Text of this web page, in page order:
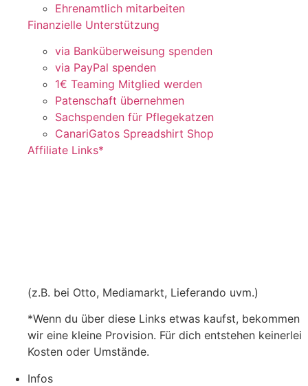
Ehrenamtlich mitarbeiten
Finanzielle Unterstützung
via Banküberweisung spenden
via PayPal spenden
1€ Teaming Mitglied werden
Patenschaft übernehmen
Sachspenden für Pflegekatzen
CanariGatos Spreadshirt Shop
Affiliate Links*
(z.B. bei Otto, Mediamarkt, Lieferando uvm.)
*Wenn du über diese Links etwas kaufst, bekommen
wir eine kleine Provision. Für dich entstehen keinerlei
Kosten oder Umstände.
Infos